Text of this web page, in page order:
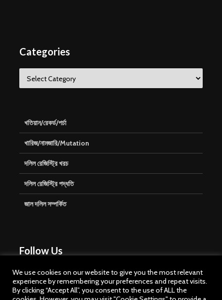
Categories
খতিয়ান/রেকর্ড/পর্চা
খারিজ/নামজারি/Mutation
দলিল রেজিস্ট্রি খরচ
দলিল রেজিস্ট্রি পদ্ধতি
জাল দলিল সম্পর্কিত
Follow Us
We use cookies on our website to give you the most relevant
experience by remembering your preferences and repeat visits.
By clicking “Accept All”, you consent to the use of ALL the